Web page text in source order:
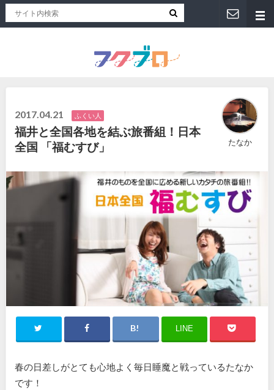
2017.04.21 ふくい人
福井と全国各地を結ぶ旅番組！日本
全国 「福むすび」
たなか
LINE
春の日差しがとても心地よく毎日睡魔と戦っているたなか
です！